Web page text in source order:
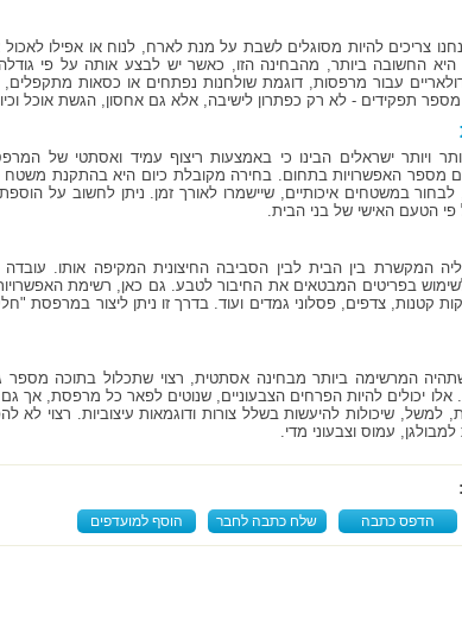
צריכים להיות מסוגלים לשבת על מנת לארח, לנוח או אפילו
החשובה ביותר, מהבחינה הזו, כאשר יש לבצע אותה על פי
עבור מרפסות, דוגמת שולחנות נפתחים או כסאות
תפקידים - לא רק כפתרון לישיבה, אלא גם אחסון, הגשת אוכל
ויותר ישראלים הבינו כי באמצעות ריצוף עמיד ואסתטי של
מספר האפשרויות בתחום. בחירה מקובלת כיום היא בהתקנת משטח
במשטחים איכותיים, שיישמרו לאורך זמן. ניתן לחשוב על
פי הטעם האישי של בני הבית.
המקשרת בין הבית לבין הסביבה החיצונית המקיפה אותו. עובדה
בפריטים המבטאים את החיבור לטבע. גם כאן, רשימת
קטנות, צדפים, פסלוני גמדים ועוד. בדרך זו ניתן ליצור במרפסת
המרשימה ביותר מבחינה אסתטית, רצוי שתכלול בתוכה מספר
אלו יכולים להיות הפרחים הצבעוניים, שנוטים לפאר כל מרפסת, אך
למשל, שיכולות להיעשות בשלל צורות ודוגמאות עיצוביות. רצוי לא
עמוס וצבעוני מדי.
הדפס כתבה שלח כתבה לחבר הוסף למועדפים